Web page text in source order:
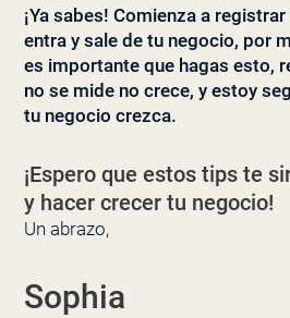
¡Ya sabes! Comienza a
entra y sale de tu negocio, por
es importante que hagas esto,
no se mide no crece, y estoy
tu negocio crezca.
¡Espero que estos tips te
y hacer crecer tu negocio!
Un abrazo,
Sophia